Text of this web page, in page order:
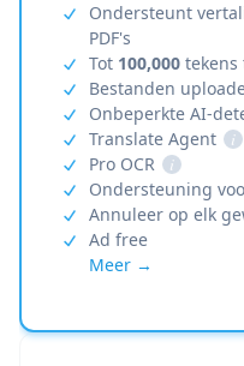
Ondersteunt
PDF's
Tot 100,000
Bestanden
Onbeperkte AI-
Translate Agent
i
Pro OCR
i
Ondersteuning
Annuleer op elk
Ad free
Meer →